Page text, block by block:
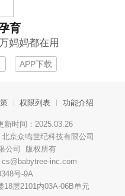
育
妈妈都在用
APP下载
权限列表 功能介绍
时间：2025.03.26
京众鸣世纪科技有限公司
公司 版权所有
inc.com
号-9A
层2101内03A-06B单元